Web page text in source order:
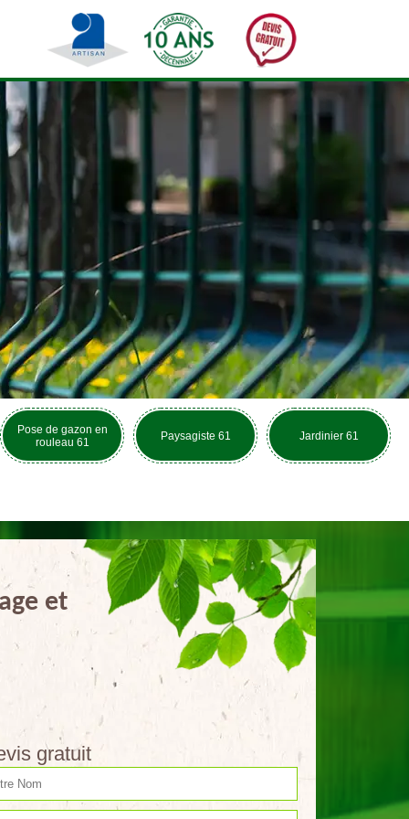
Pose de gazon en
rouleau 61
Paysagiste 61 Jardinier 61
et
gratuit